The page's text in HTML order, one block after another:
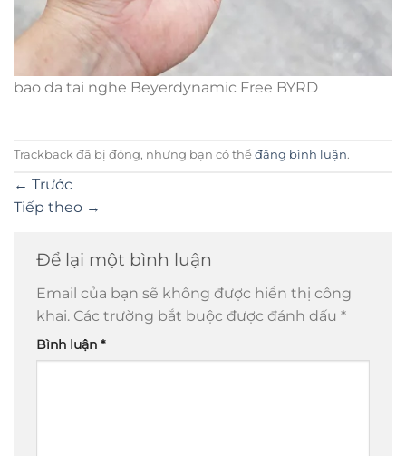
bao da tai nghe Beyerdynamic Free BYRD
Trackback đã bị đóng, nhưng bạn có thể đăng bình luận.
← Trước
Tiếp theo →
Để lại một bình luận
Email của bạn sẽ không được hiển thị công
khai. Các trường bắt buộc được đánh dấu *
Bình luận *